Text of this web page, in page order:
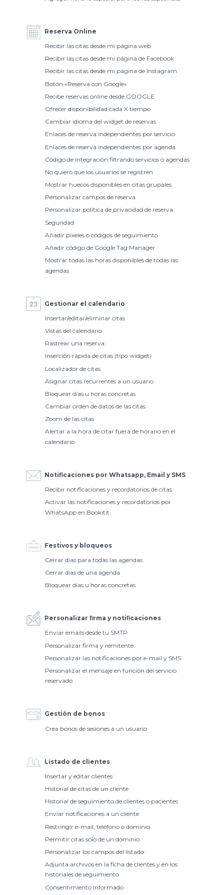
Reserva Online
Recibir las citas desde mi página web
Recibir las citas desde mi página de Facebook
Recibir las citas desde mi página de Instagram
Botón «Reserva con Google»
Recibe reservas online desde GOOGLE
Ofrecer disponibilidad cada X tiempo
Cambiar idioma del widget de reservas
Enlaces de reserva independientes por servicio
Enlaces de reserva independientes por agenda
Código de integración filtrando servicios o agendas
No quiero que los usuarios se registren
Mostrar huecos disponibles en citas grupales
Personalizar campos de reserva
Personalizar política de privacidad de reserva
Seguridad
Añadir píxeles o códigos de seguimiento
Añadir código de Google Tag Manager
Mostrar todas las horas disponibles de todas las
agendas
Gestionar el calendario
Insertar/editar/eliminar citas
Vistas del calendario
Rastrear una reserva
Inserción rápida de citas (tipo widget)
Localizador de citas
Asignar citas recurrentes a un usuario
Bloquear días u horas concretas
Cambiar orden de datos de las citas
Zoom de las citas
Alertar a la hora de citar fuera de horario en el
calendario
Notificaciones por Whatsapp, Email y SMS
Recibir notificaciones y recordatorios de citas
Activar las notificaciones y recordatorios por
WhatsApp en Bookitit
Festivos y bloqueos
Cerrar días para todas las agendas
Cerrar días de una agenda
Bloquear días u horas concretas
Personalizar ﬁrma y notiﬁcaciones
Enviar emails desde tu SMTP
Personalizar firma y remitente
Personalizar las notificaciones por e-mail y SMS
Personalizar el mensaje en función del servicio
reservado
Gestión de bonos
Crea bonos de sesiones a un usuario
Listado de clientes
Insertar y editar clientes
Historial de citas de un cliente
Historial de seguimiento de clientes o pacientes
Enviar notificaciones a un cliente
Restringir e-mail, teléfono o dominio
Permitir citas solo de un dominio
Personalizar los campos del listado
Adjunta archivos en la ficha de clientes y en los
historiales de seguimiento
Consentimiento informado